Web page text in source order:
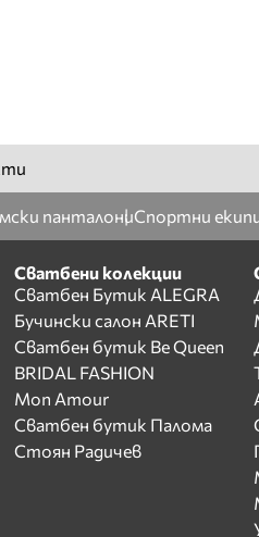
панталониСпортни
Сватбени колекции
Сватбен Бутик ALEGRA
Бучински салон ARETI
Сватбен бутик Be Queen
BRIDAL FASHION
Mon Amour
Сватбен бутик Палома
Стоян Радичев